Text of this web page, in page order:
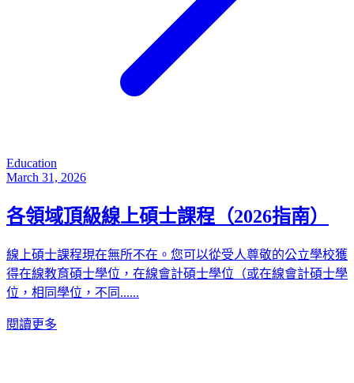
Education
March 31, 2026
各領域頂級線上碩士課程（2026指南）
線上碩士課程現在無所不在。您可以從受人尊敬的公立學校獲
得在線教育碩士學位，在線會計碩士學位（或在線會計碩士學
位，相同學位，不同......
閱讀更多